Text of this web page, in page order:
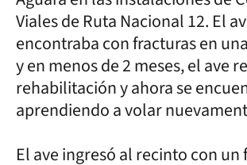
Viales de Ruta Nacional 12. El
encontraba con fracturas en
y en menos de 2 meses, el ave
rehabilitación y ahora se
aprendiendo a volar
El ave ingresó al recinto con un